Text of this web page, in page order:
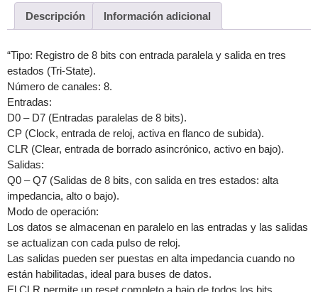
Descripción Información adicional
“Tipo: Registro de 8 bits con entrada paralela y salida en tres
estados (Tri-State).
Número de canales: 8.
Entradas:
D0 – D7 (Entradas paralelas de 8 bits).
CP (Clock, entrada de reloj, activa en flanco de subida).
CLR (Clear, entrada de borrado asincrónico, activo en bajo).
Salidas:
Q0 – Q7 (Salidas de 8 bits, con salida en tres estados: alta
impedancia, alto o bajo).
Modo de operación:
Los datos se almacenan en paralelo en las entradas y las salidas
se actualizan con cada pulso de reloj.
Las salidas pueden ser puestas en alta impedancia cuando no
están habilitadas, ideal para buses de datos.
El CLR permite un reset completo a bajo de todos los bits.